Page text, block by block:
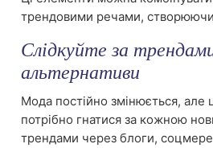
трендовими речами, створюючи
Слідкуйте за
альтернативи
Мода постійно змінюється, але
потрібно гнатися за кожною
трендами через блоги,